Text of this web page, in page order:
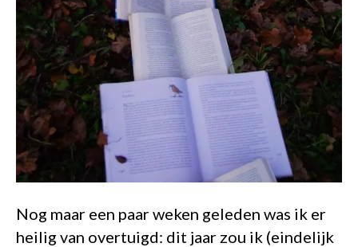
Nog maar een paar weken geleden was ik er
heilig van overtuigd: dit jaar zou ik (eindelijk